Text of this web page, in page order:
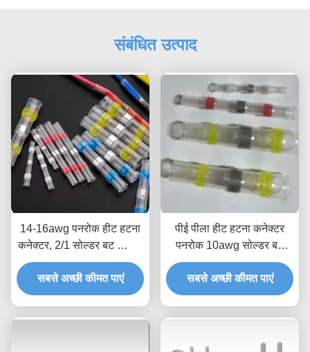
संबंधित उत्पाद
14-16awg पनरोक हीट हटना
कनेक्टर, 2/1 सोल्डर बट स्प्लिस
कनेक्टर
सबसे अच्छी कीमत पाएं
पीई पीला हीट हटना कनेक्टर
पनरोक 10awg सोल्डर बट
स्प्लिस
सबसे अच्छी कीमत पाएं